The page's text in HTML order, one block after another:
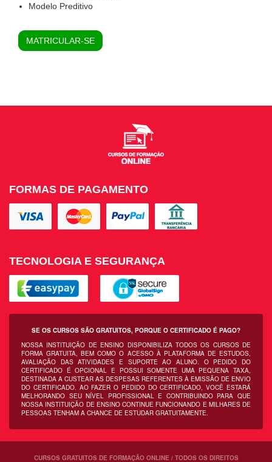
Modelo Preditivo
MATRICULAR-SE
FORMAS DE PAGAMENTO
TECNOLOGIA E SEGURANÇA
SE OS CURSOS SÃO GRATUITOS, PORQUE O CERTIFICADO É PAGO?
NOSSA INSTITUIÇÃO DE ENSINO DISPONIBILIZA TODOS OS CURSOS DE
FORMA GRATUITA, BEM COMO O ACESSO À PLATAFORMA DE ESTUDOS,
AVALIAÇÃO DAS ATIVIDADES E SUPORTE AO ALUNO. O PEDIDO DO
CERTIFICADO É OPCIONAL E POSSUI SOMENTE UMA PEQUENA TAXA,
DESTINADA A CUSTEAR AS DESPESAS REFERENTES À EMISSÃO DE ENVIO
DO CERTIFICADO. AO FAZER O PEDIDO DO CERTIFICADO, VOCÊ ESTARÁ
MELHORANDO SEU NÍVEL PROFISSIONAL E CONTRIBUINDO PARA QUE
NOSSA INSTITUIÇÃO DE ENSINO CONTINUE FUNCIONANDO E MILHARES DE
PESSOAS TENHAM A CHANCE DE ESTUDAR GRATUITAMENTE.
CURSOS GRATUITOS DE FORMAÇÃO ONLINE / TODOS OS DIREITOS